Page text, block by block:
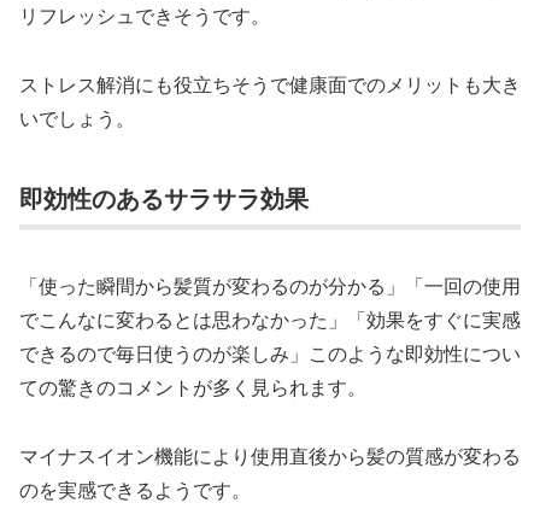
リフレッシュできそうです。
ストレス解消にも役立ちそうで健康面でのメリットも大き
いでしょう。
即効性のあるサラサラ効果
「使った瞬間から髪質が変わるのが分かる」「一回の使用
でこんなに変わるとは思わなかった」「効果をすぐに実感
できるので毎日使うのが楽しみ」このような即効性につい
ての驚きのコメントが多く見られます。
マイナスイオン機能により使用直後から髪の質感が変わる
のを実感できるようです。